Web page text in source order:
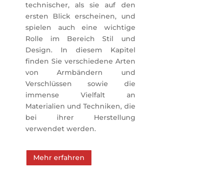
technischer, als sie auf den
ersten Blick erscheinen, und
spielen auch eine wichtige
Rolle im Bereich Stil und
Design. In diesem Kapitel
finden Sie verschiedene Arten
von Armbändern und
Verschlüssen sowie die
immense Vielfalt an
Materialien und Techniken, die
bei ihrer Herstellung
verwendet werden.
Mehr erfahren